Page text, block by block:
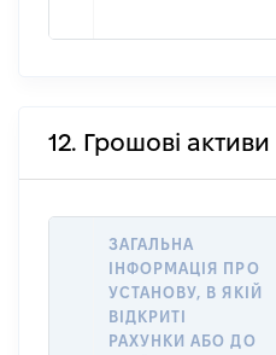
12. Грошові активи
ЗАГАЛЬНА
ІНФОРМАЦІЯ ПРО
УСТАНОВУ, В ЯКІЙ
ВІДКРИТІ
РАХУНКИ АБО ДО